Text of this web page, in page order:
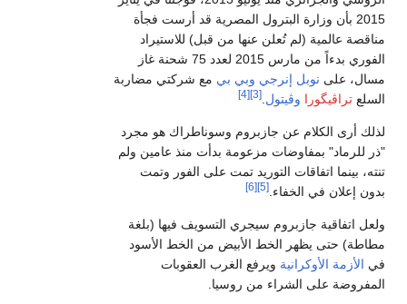
2015 بأن وزارة البترول المصرية قد أرست فجأة
عالمية (لم تُعلن عنها من قبل) للاستيراد
الفوري بدءاً من مارس 2015 لعدد 75 شحنة غاز
علىنوبل إنرجي وبي بي مع شركتي مضاربة
تراڤيگورا وڤيتول.
[4]
أرى الكلام عن جازبروم وسوناطراك هو مجرد
للرماد" بمفاوضات مزعومة بدأت منذ عامين ولم
بينما اتفاقات التوريد تمت على الفور وتمت
إعلان في الخفاء.[5]
[6]
اتفاقية جازبروم سيجري التسويف فيها (بلغة
حتى يظهر الخط الأبيض من الخط الأسود
الأزمة الأوكرانيةويرفع الغرب العقوبات
على الشراء من روسيا.